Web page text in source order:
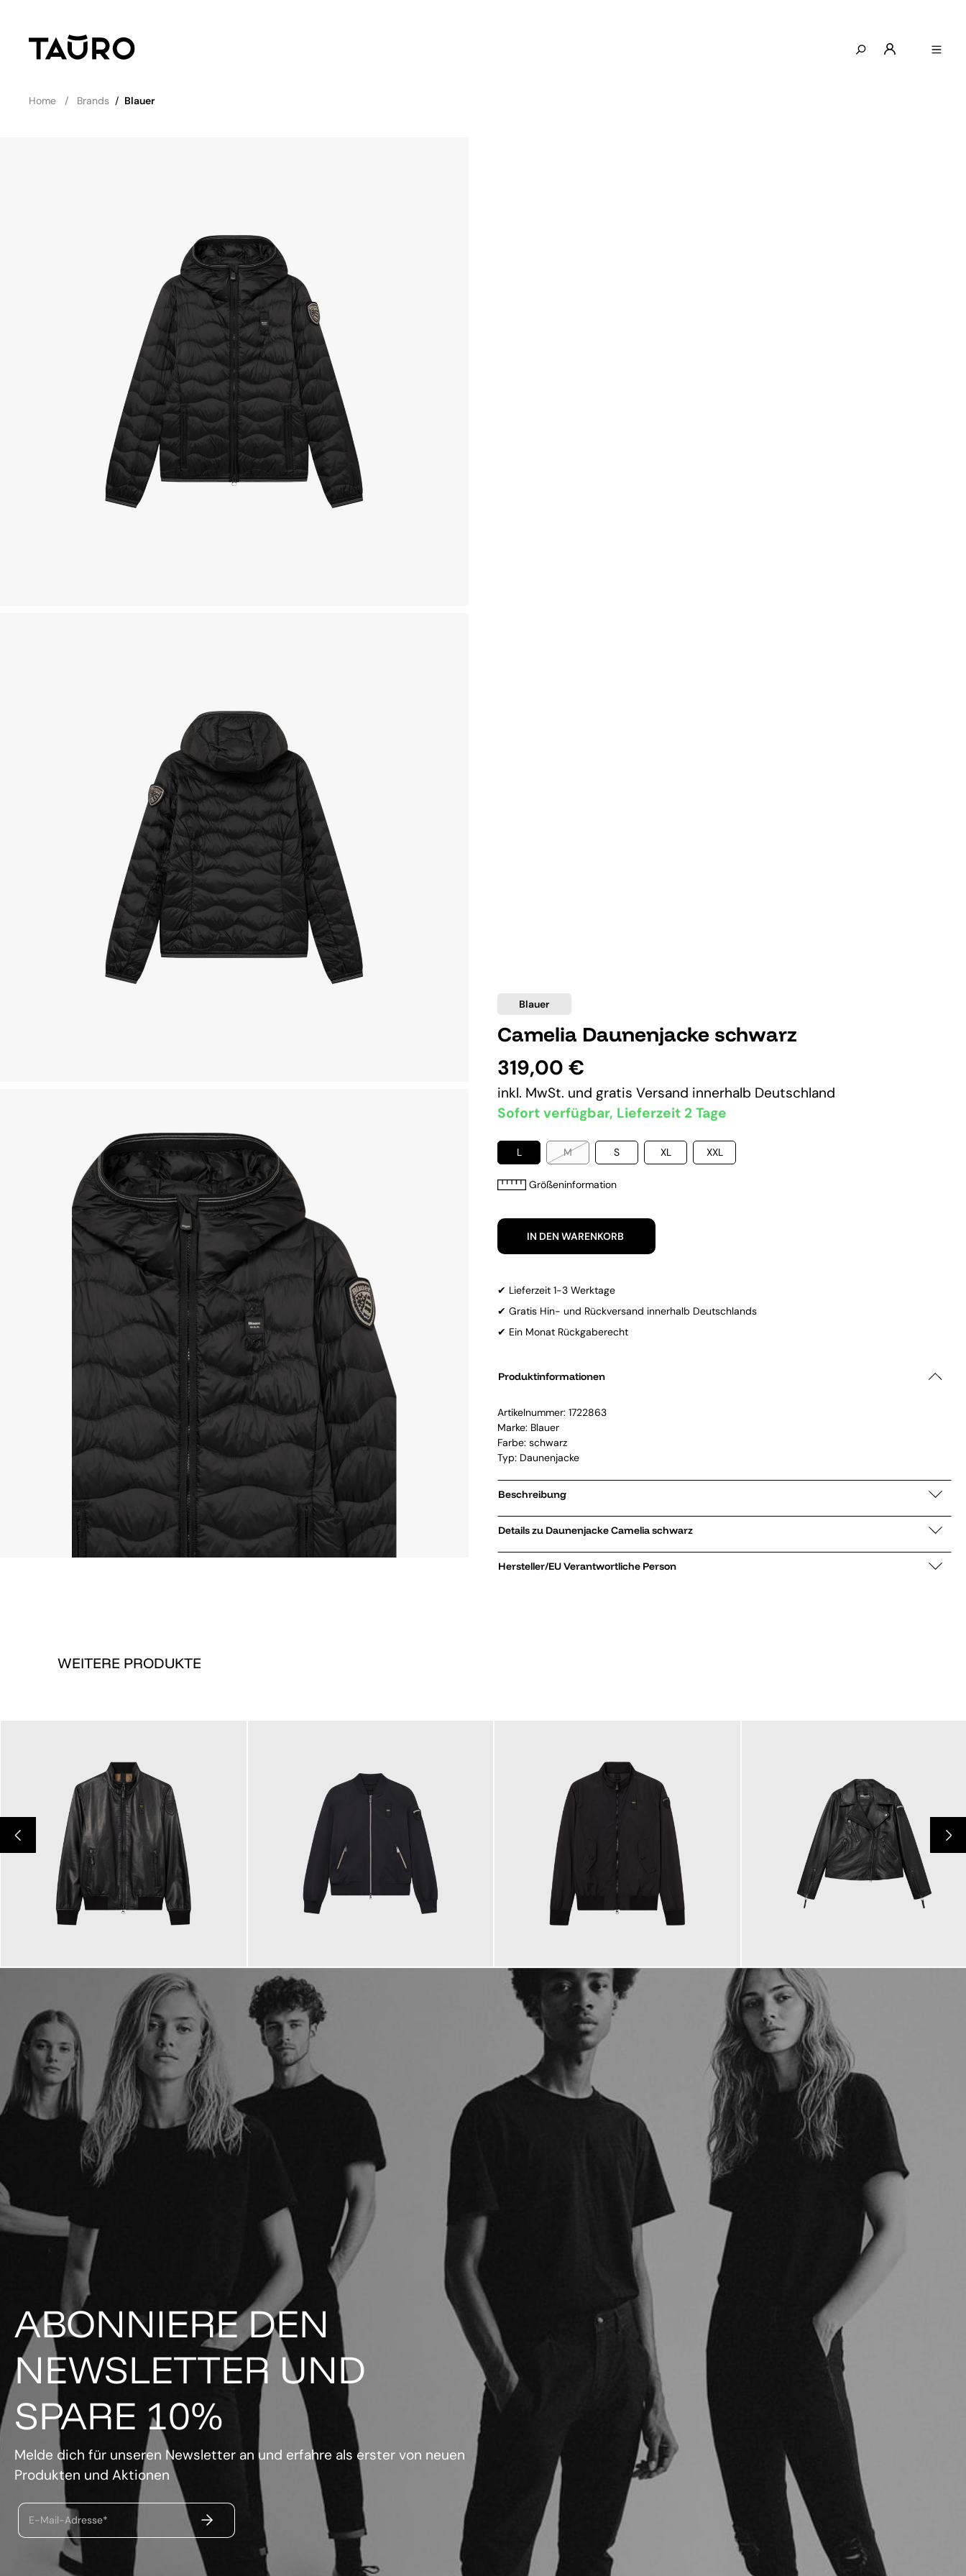
Home Brands / Blauer
Blauer
Camelia Daunenjacke schwarz
319,00 €
inkl. MwSt. und gratis Versand innerhalb Deutschland
Sofort verfügbar, Lieferzeit 2 Tage
L M S XL XXL
Größeninformation
IN DEN WARENKORB
✔ Lieferzeit 1-3 Werktage
✔ Gratis Hin- und Rückversand innerhalb Deutschlands
✔ Ein Monat Rückgaberecht
Produktinformationen
Artikelnummer: 1722863
Marke: Blauer
Farbe: schwarz
Typ: Daunenjacke
Beschreibung
Details zu Daunenjacke Camelia schwarz
Hersteller/EU Verantwortliche Person
WEITERE PRODUKTE
ABONNIERE DEN
NEWSLETTER UND
SPARE 10%
Melde dich für unseren Newsletter an und erfahre als erster von neuen
Produkten und Aktionen
E-Mail-Adresse*